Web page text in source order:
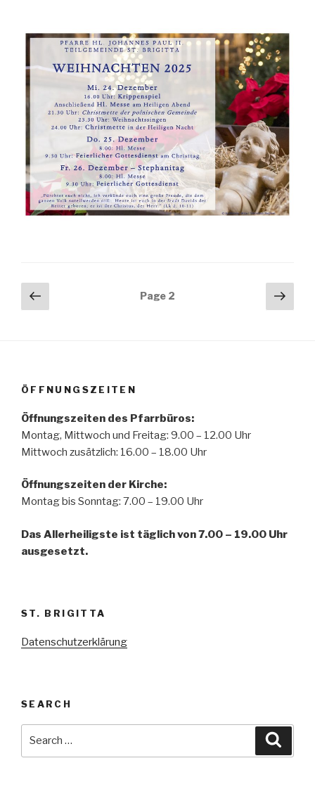
Beitrags-
Navigation
page
Page 2
Next
ÖFFNUNGSZEITEN
Öffnungszeiten des Pfarrbüros:
Montag, Mittwoch und Freitag: 9.00 – 12.00 Uhr
Mittwoch zusätzlich: 16.00 – 18.00 Uhr
Öffnungszeiten der Kirche:
Montag bis Sonntag: 7.00 – 19.00 Uhr
Das Allerheiligste ist täglich von 7.00 – 19.00 Uhr
ausgesetzt.
ST. BRIGITTA
Datenschutzerklärung
SEARCH